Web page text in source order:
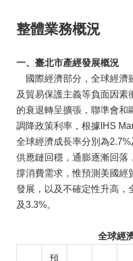
整體業務概況
一、臺北市產經發展概況
國際經濟部分，全球經濟
及貿易保護主義等負面因
的衰退轉呈擴張，聯準會和
調降政策利率，根據IHS
全球經濟成長率分別為
供應鏈回穩，通膨逐漸回落
撐消費需求，惟預測美國經
發展，以及不確定性升高，
及3.3%。
全球經
預